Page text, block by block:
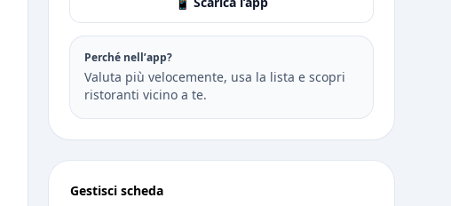
Perché nell’app?
Valuta più velocemente, usa la lista e scopri
ristoranti vicino a te.
Gestisci scheda